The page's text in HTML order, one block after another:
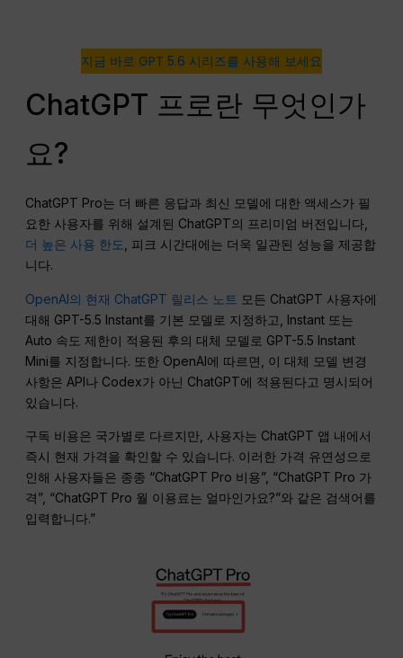
지금 바로 GPT 5.6 시리즈를 사용해 보세요
ChatGPT 프로란 무엇인가
요?
ChatGPT Pro는 더 빠른 응답과 최신 모델에 대한 액세스가 필
요한 사용자를 위해 설계된 ChatGPT의 프리미엄 버전입니다,
더 높은 사용 한도, 피크 시간대에는 더욱 일관된 성능을 제공합
니다.
OpenAI의 현재 ChatGPT 릴리스 노트 모든 ChatGPT 사용자에
대해 GPT-5.5 Instant를 기본 모델로 지정하고, Instant 또는
Auto 속도 제한이 적용된 후의 대체 모델로 GPT-5.5 Instant
Mini를 지정합니다. 또한 OpenAI에 따르면, 이 대체 모델 변경
사항은 API나 Codex가 아닌 ChatGPT에 적용된다고 명시되어
있습니다.
구독 비용은 국가별로 다르지만, 사용자는 ChatGPT 앱 내에서
즉시 현재 가격을 확인할 수 있습니다. 이러한 가격 유연성으로
인해 사용자들은 종종 “ChatGPT Pro 비용”, “ChatGPT Pro 가
격”, “ChatGPT Pro 월 이용료는 얼마인가요?”와 같은 검색어를
입력합니다.”